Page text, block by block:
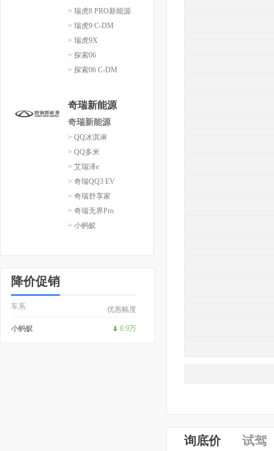
> 瑞虎8 PRO新能源
> 瑞虎9 C-DM
> 瑞虎9X
> 探索06
> 探索06 C-DM
奇瑞新能源
奇瑞新能源
> QQ冰淇淋
> QQ多米
> 艾瑞泽e
> 奇瑞QQ3 EV
> 奇瑞舒享家
> 奇瑞无界Pro
> 小蚂蚁
降价促销
车系 优惠幅度
小蚂蚁 0.9万
询底价 试驾